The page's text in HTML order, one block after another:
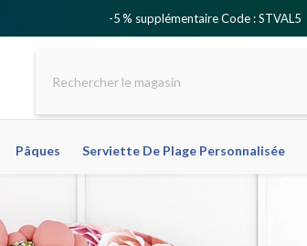
-5 % supplémentaire Code : STVAL5
Pâques Serviette De Plage Personnalisée